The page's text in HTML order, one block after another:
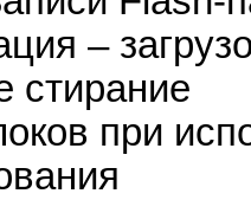
–
при